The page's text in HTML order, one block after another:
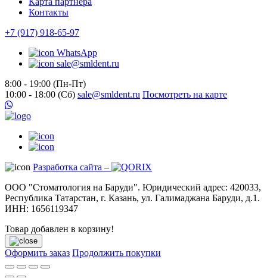
Контакты
+7 (917) 918-65-97
WhatsApp
sale@smldent.ru
8:00 - 19:00 (Пн-Пт)
10:00 - 18:00 (Сб) sale@smldent.ru Посмотреть на карте
Разработка сайта –
ООО "Стоматология на Баруди". Юридический адрес: 420033,
Республика Татарстан, г. Казань, ул. Галимаджана Баруди, д.1.
ИНН: 1656119347
Товар добавлен в корзину!
Оформить заказ Продолжить покупки